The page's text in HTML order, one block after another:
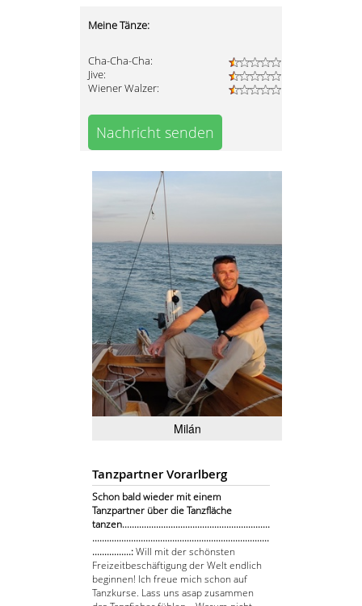
Meine Tänze:
Cha-Cha-Cha:
Jive:
Wiener Walzer:
Nachricht senden
Milán
Tanzpartner Vorarlberg
Schon bald wieder mit einem
Tanzpartner über die Tanzfläche
tanzen.............................................................
.........................................................................
................:Will mit der schönsten
Freizeitbeschäftigung der Welt endlich
beginnen! Ich freue mich schon auf
Tanzkurse. Lass uns asap zusammen